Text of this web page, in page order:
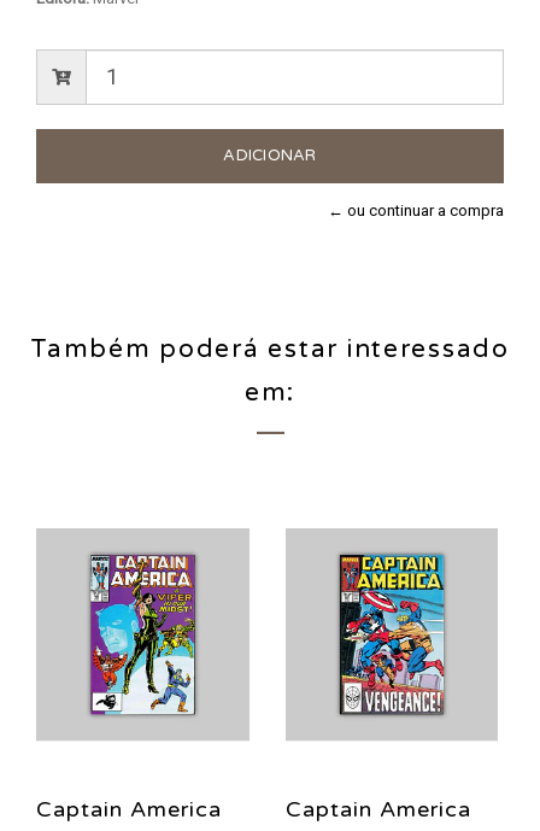
← ou continuar a compra
Também poderá estar interessado
em:
Captain America
Captain America